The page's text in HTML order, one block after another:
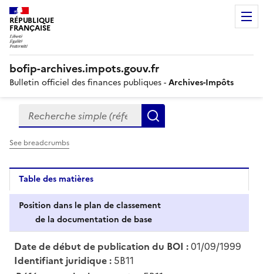
RÉPUBLIQUE
FRANÇAISE
bofip-archives.impots.gouv.fr
Bulletin officiel des finances publiques -Archives-Impôts
Formulaire
de
recherche
Recherche simple (références, mots clés, partie du
See breadcrumbs
Table des matières
Position dans le plan de classement
de la documentation de base
Date de début de publication du BOI :01/09/1999
Identifiant juridique : 5B11